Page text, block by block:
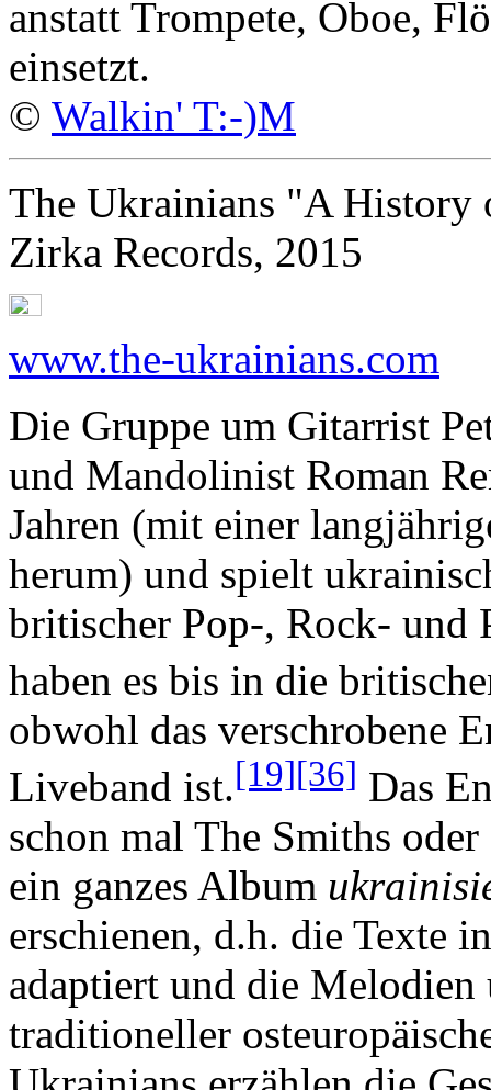
anstatt Trompete, Oboe,
einsetzt.
© Walkin' T:-)M
The Ukrainians "A
Zirka Records, 2015
www.the-ukrainians.com
Die Gruppe um Gitarrist
und Mandolinist Roman
Jahren (mit einer
herum) und spielt
britischer Pop-, Rock- und
haben es bis in die
obwohl das verschrobene
Liveband ist.[19][36] Das
schon mal The Smiths
ein ganzes Album
erschienen, d.h. die Texte
adaptiert und die
traditioneller